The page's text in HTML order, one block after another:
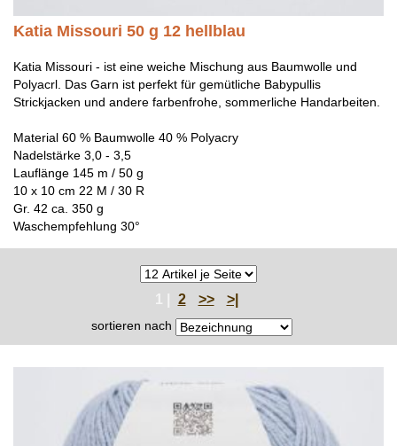
Katia Missouri 50 g 12 hellblau
Katia Missouri - ist eine weiche Mischung aus Baumwolle und
Polyacrl. Das Garn ist perfekt für gemütliche Babypullis
Strickjacken und andere farbenfrohe, sommerliche Handarbeiten.
Material 60 % Baumwolle 40 % Polyacry
Nadelstärke 3,0 - 3,5
Lauflänge 145 m / 50 g
10 x 10 cm 22 M / 30 R
Gr. 42 ca. 350 g
Waschempfehlung 30°
2 >> >|
sortieren nach